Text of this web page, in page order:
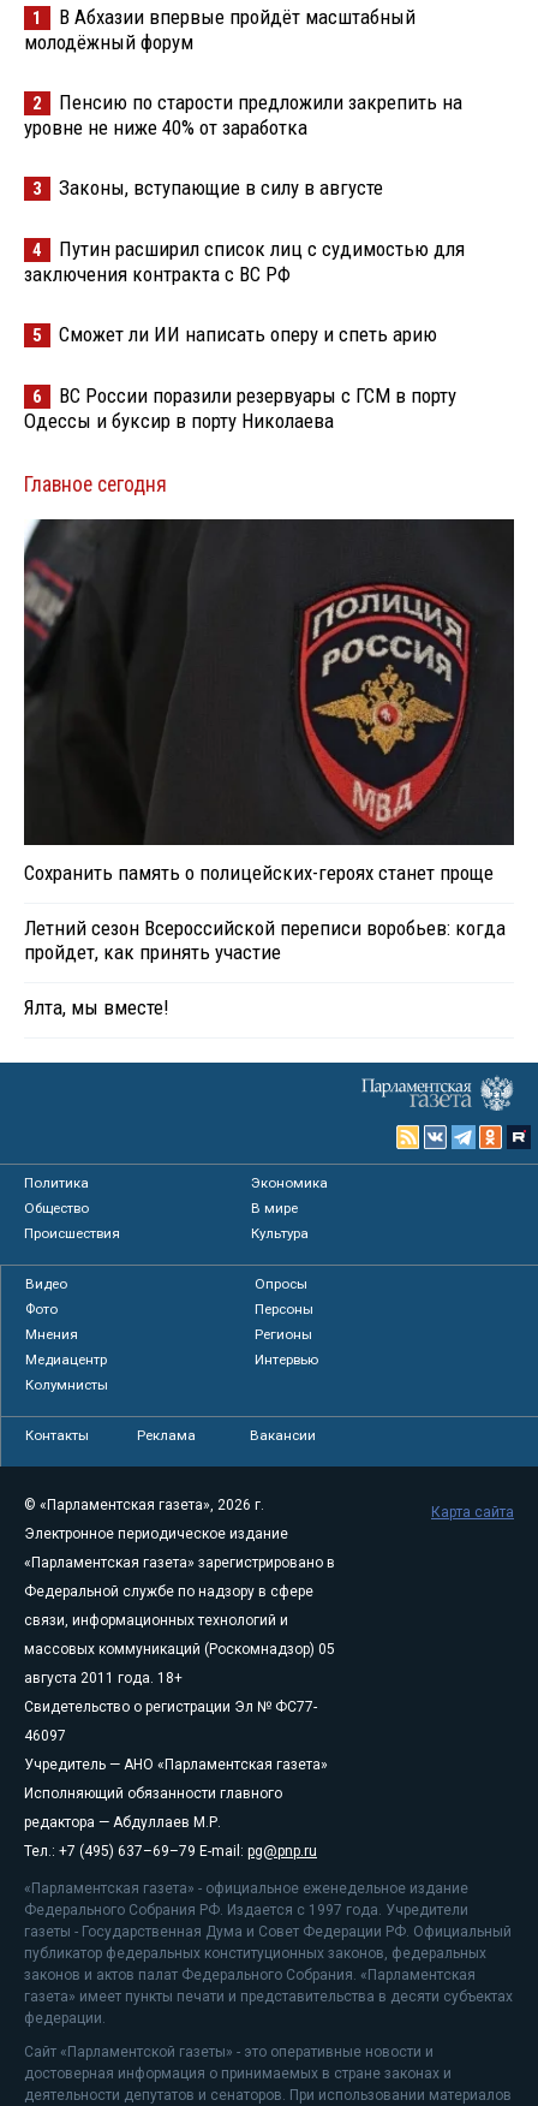
1
В Абхазии впервые пройдёт масштабный
молодёжный форум
2
Пенсию по старости предложили закрепить на
уровне не ниже 40% от заработка
3 Законы, вступающие в силу в августе
4
Путин расширил список лиц с судимостью для
заключения контракта с ВС РФ
5 Сможет ли ИИ написать оперу и спеть арию
6
ВС России поразили резервуары с ГСМ в порту
Одессы и буксир в порту Николаева
Главное сегодня
Сохранить память о полицейских-героях станет проще
Летний сезон Всероссийской переписи воробьев: когда
пройдет, как принять участие
Ялта, мы вместе!
Политика
Экономика
Общество
В мире
Происшествия
Культура
Видео
Опросы
Фото
Персоны
Мнения
Регионы
Медиацентр
Интервью
Колумнисты
Контакты Реклама Вакансии
© «Парламентская газета», 2026 г.
Электронное периодическое издание
«Парламентская газета» зарегистрировано в
Федеральной службе по надзору в сфере
связи, информационных технологий и
массовых коммуникаций (Роскомнадзор) 05
августа 2011 года. 18+
Свидетельство о регистрации Эл № ФС77-
46097
Учредитель — АНО «Парламентская газета»
Исполняющий обязанности главного
редактора — Абдуллаев М.Р.
Тел.: +7 (495) 637–69–79 E-mail: pg@pnp.ru
«Парламентская газета» - официальное еженедельное издание
Федерального Собрания РФ. Издается с 1997 года. Учредители
газеты - Государственная Дума и Совет Федерации РФ. Официальный
публикатор федеральных конституционных законов, федеральных
законов и актов палат Федерального Собрания. «Парламентская
газета» имеет пункты печати и представительства в десяти субъектах
федерации.
Сайт «Парламентской газеты» - это оперативные новости и
достоверная информация о принимаемых в стране законах и
деятельности депутатов и сенаторов. При использовании материалов
Карта сайта